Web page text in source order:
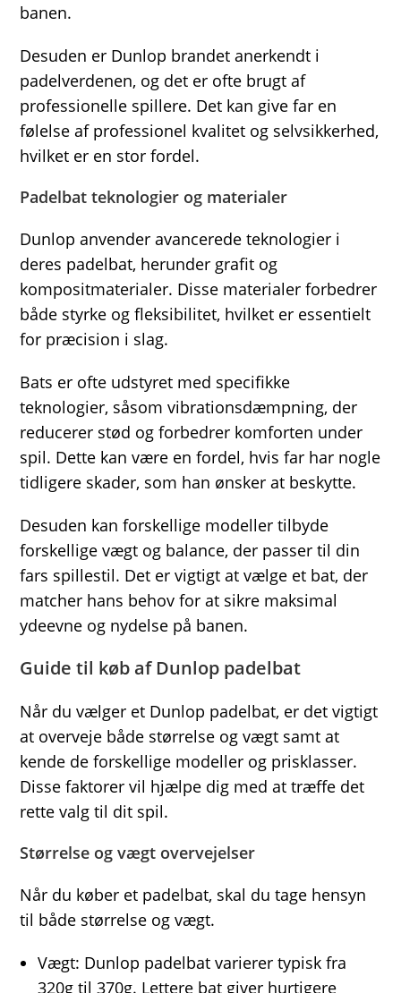
banen.
Desuden er Dunlop brandet anerkendt i
padelverdenen, og det er ofte brugt af
professionelle spillere. Det kan give far en
følelse af professionel kvalitet og selvsikkerhed,
hvilket er en stor fordel.
Padelbat teknologier og materialer
Dunlop anvender avancerede teknologier i
deres padelbat, herunder grafit og
kompositmaterialer. Disse materialer forbedrer
både styrke og fleksibilitet, hvilket er essentielt
for præcision i slag.
Bats er ofte udstyret med specifikke
teknologier, såsom vibrationsdæmpning, der
reducerer stød og forbedrer komforten under
spil. Dette kan være en fordel, hvis far har nogle
tidligere skader, som han ønsker at beskytte.
Desuden kan forskellige modeller tilbyde
forskellige vægt og balance, der passer til din
fars spillestil. Det er vigtigt at vælge et bat, der
matcher hans behov for at sikre maksimal
ydeevne og nydelse på banen.
Guide til køb af Dunlop padelbat
Når du vælger et Dunlop padelbat, er det vigtigt
at overveje både størrelse og vægt samt at
kende de forskellige modeller og prisklasser.
Disse faktorer vil hjælpe dig med at træffe det
rette valg til dit spil.
Størrelse og vægt overvejelser
Når du køber et padelbat, skal du tage hensyn
til både størrelse og vægt.
Vægt: Dunlop padelbat varierer typisk fra
320g til 370g. Lettere bat giver hurtigere